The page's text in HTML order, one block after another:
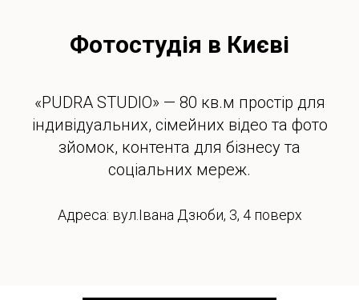
Фотостудія в Києві
«PUDRA STUDIO» — 80 кв.м простір для
індивідуальних, сімейних відео та фото
зйомок, контента для бізнесу та
соціальних мереж.
Адреса: вул.Івана Дзюби, 3, 4 поверх